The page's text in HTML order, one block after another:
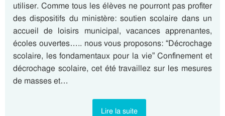
utiliser. Comme tous les élèves ne pourront pas profiter
des dispositifs du ministère: soutien scolaire dans un
accueil de loisirs municipal, vacances apprenantes,
écoles ouvertes….. nous vous proposons: “Décrochage
scolaire, les fondamentaux pour la vie” Confinement et
décrochage scolaire, cet été travaillez sur les mesures
de masses et…
Lire la suite